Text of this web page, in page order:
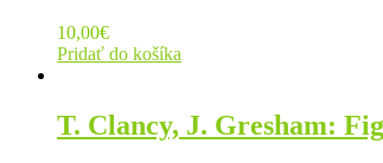
10,00€
Pridať do košíka
T. Clancy, J. Gresham: